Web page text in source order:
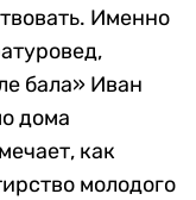
Именно
бала» Иван
дома
как
молодого